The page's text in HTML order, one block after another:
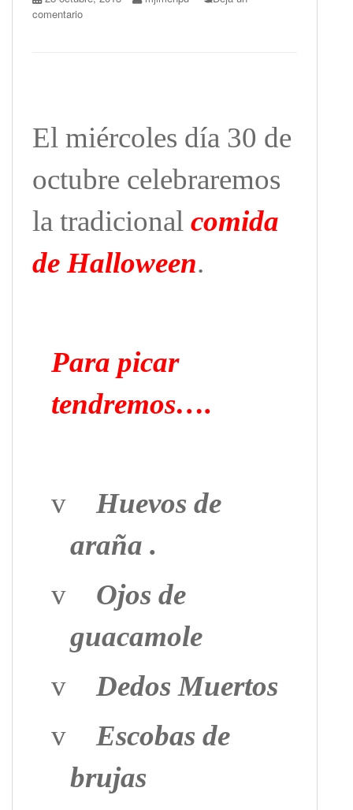
comentario
El miércoles día 30 de
octubre celebraremos
la tradicional comida
de Halloween.
Para picar
tendremos….
v
Huevos de
araña .
v
Ojos de
guacamole
v
Dedos Muertos
v
Escobas de
brujas